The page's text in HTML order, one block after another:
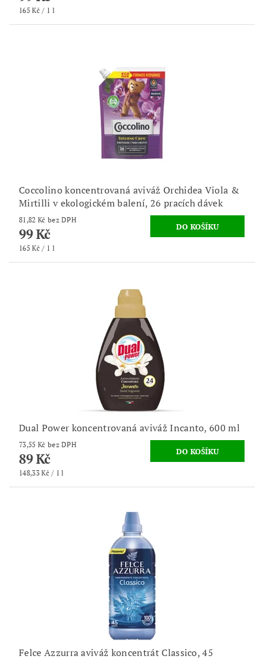
165 Kč / 1 l
Coccolino koncentrovaná aviváž Orchidea Viola &
Mirtilli v ekologickém balení, 26 pracích dávek
81,82 Kč bez DPH
99 Kč
165 Kč / 1 l
Dual Power koncentrovaná aviváž Incanto, 600 ml
73,55 Kč bez DPH
89 Kč
148,33 Kč / 1 l
Felce Azzurra aviváž koncentrát Classico, 45